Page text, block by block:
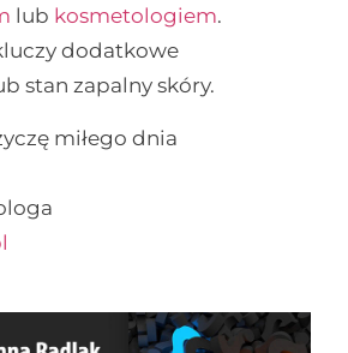
lub kosmetologiem.
dodatkowe
stan zapalny skóry.
miłego dnia